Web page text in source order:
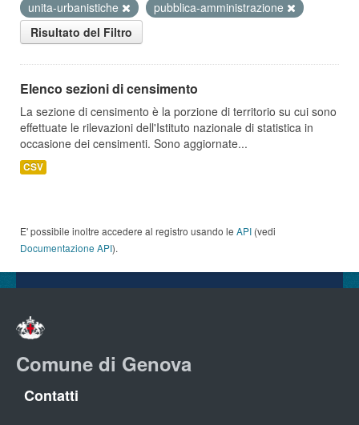
unita-urbanistiche
pubblica-amministrazione
Risultato del Filtro
Elenco sezioni di censimento
La sezione di censimento è la porzione di territorio su cui sono
effettuate le rilevazioni dell'Istituto nazionale di statistica in
occasione dei censimenti. Sono aggiornate...
CSV
E' possibile inoltre accedere al registro usando le API (vedi
Documentazione API).
Comune di Genova
Contatti